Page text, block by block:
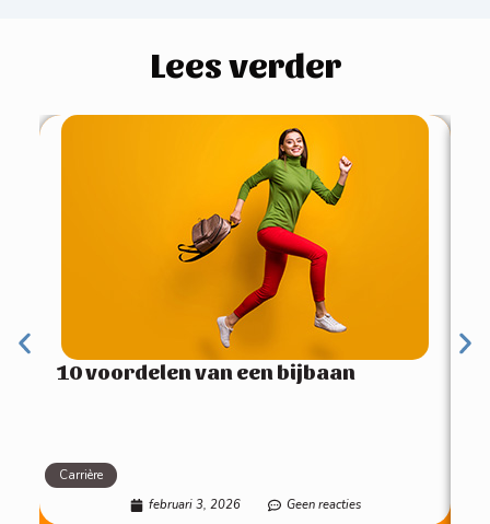
Lees verder
10 voordelen van een bijbaan
Carrière
februari 3, 2026 Geen reacties